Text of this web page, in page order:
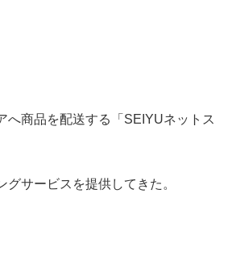
へ商品を配送する「SEIYUネットス
グサービスを提供してきた。